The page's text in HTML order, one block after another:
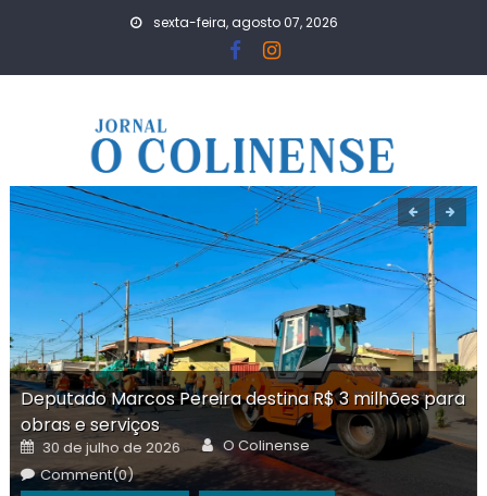
sexta-feira, agosto 07, 2026
Deputado Marcos Pereira destina R$ 3 milhões para
obras e serviços
Posted
on
30 de julho de 2026 Author
O Colinense
Comment(0)